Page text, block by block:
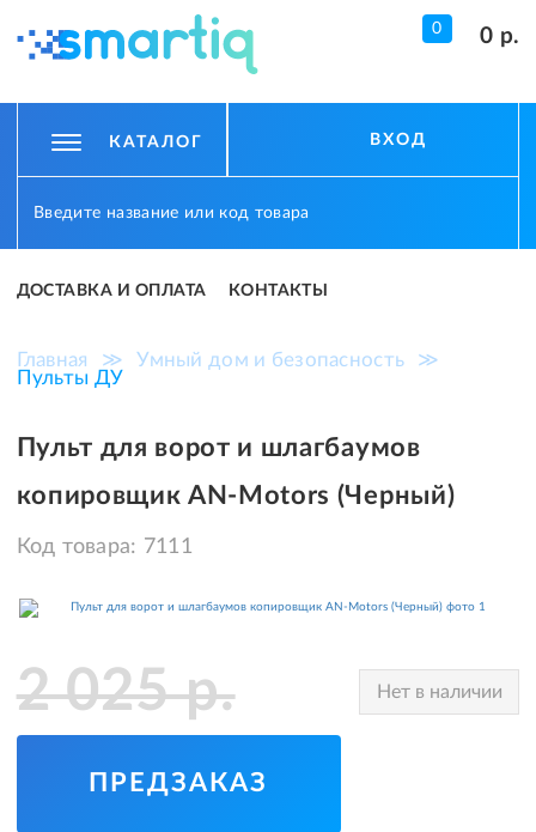
0 0 р.
КАТАЛОГ ВХОД
ДОСТАВКА И ОПЛАТА КОНТАКТЫ
Главная ≫ Умный дом и безопасность
≫
Пульты ДУ
Пульт для ворот и шлагбаумов
копировщик AN-Motors (Черный)
Код товара: 7111
2 025р. Нет в наличии
ПРЕДЗАКАЗ